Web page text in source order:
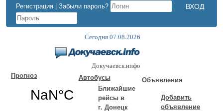
Регистрация | Забыли пароль?
Сегодня 07.08.2026
Докучаевск.инфо
Прогноз
Автобусы
Ближайшие
рейсы в
г. Донецк
Объявления
Добавить
объявление